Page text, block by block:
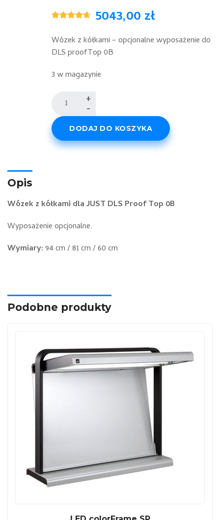
Oceniony
na
podstawie
3
ocen
5043,00 zł
Wózek z kółkami – opcjonalne wyposażenie do
DLS proofTop 0B
3 w magazynie
Wózek
z
kółkami
-
+
-
DODAJ DO KOSZYKA
Opis
Wózek z kółkami dla JUST DLS Proof Top 0B
Wyposażenie opcjonalne.
Wymiary:94 cm / 81 cm / 60 cm
Podobne produkty